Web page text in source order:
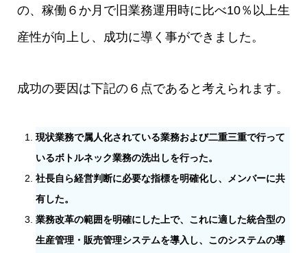
の、稼働６か月で旧業務運用時に比べ10％以上生
産性が向上し、成功に導く事ができました。
成功の要因は下記の６点であると考えられます。
現状業務で属人化されている業務および二重三重で行って
いるボトルネック業務の洗出しを行った。
社長自ら経営判断に必要な指標を明確化し、メンバーに共
有した。
業務改革の範囲を明確にした上で、これに適した統合型の
生産管理・販売管理システムを導入し、このシステムの導